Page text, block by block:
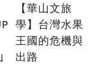
【華山文旅
學】台灣水果
王國的危機與
出路